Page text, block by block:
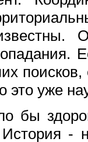
это уже
бы
История -